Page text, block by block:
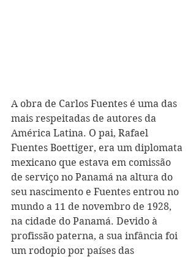
A obra de Carlos Fuentes é uma das
mais respeitadas de autores da
América Latina. O pai, Rafael
Fuentes Boettiger, era um diplomata
mexicano que estava em comissão
de serviço no Panamá na altura do
seu nascimento e Fuentes entrou no
mundo a 11 de novembro de 1928,
na cidade do Panamá. Devido à
profissão paterna, a sua infância foi
um rodopio por países das